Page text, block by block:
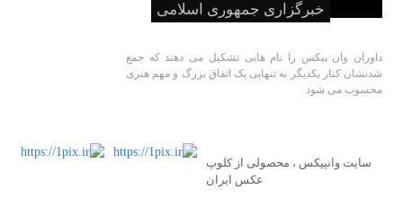
خبرگزاری جمهوری اسلامی
داوران وان پیکس را نام هایی تشکیل می دهند که جمع
شدنشان کنار یکدیگر به تنهایی یک اتفاق بزرگ و مهم هنری
محسوب می شود
سایت وانپیکس ، محصولی از کلوپ
عکس ایران